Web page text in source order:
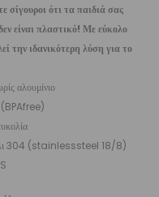
ότι τα παιδιά σας
είναι πλαστικό! Με εύκολο
την ιδανικότερη λύση για το
αλουμίνιο
(BPAfree)
304 (stainlesssteel 18/8)